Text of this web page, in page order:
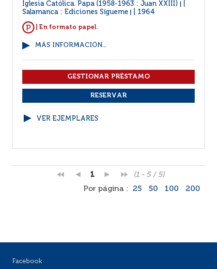
Iglesia Católica. Papa (1958-1963 : Juan XXIII)
Salamanca : Ediciones Sígueme 1964
| En formato papel.
MÁS INFORMACIÓN...
VER EJEMPLARES
1
(1 - 5 / 5)
Por página :
25 50 100 200
Facebook